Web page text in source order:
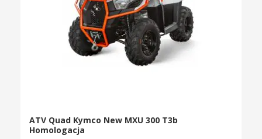
ATV Quad Kymco New MXU 300 T3b
Homologacja